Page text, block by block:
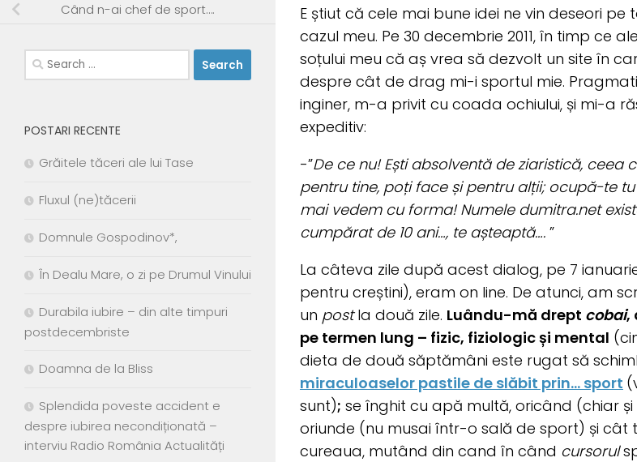
E știut că cele mai bune idei ne vin deseori
cazul meu. Pe 30 decembrie 2011, în timp ce
soțului meu că aș vrea să dezvolt un site în
despre cât de drag mi-i sportul mie.
inginer, m-a privit cu coada ochiului, și mi-a
expeditiv:
-”De ce nu! Ești absolventă de ziaristică, ceea
pentru tine, poți face și pentru alții; ocupă-te
mai vedem cu forma! Numele dumitra.net
cumpărat de 10 ani…, te așteaptă…. ”
La câteva zile după acest dialog, pe 7
pentru creștini), eram on line. De atunci, am
un postla două zile. Luându-mă drept cobai,
pe termen lung – fizic, fiziologic și mental
dieta de două săptămâni este rugat să
miraculoaselor pastile de slăbit prin… sport
sunt); se înghit cu apă multă, oricând (chiar
oriunde (nu musai într-o sală de sport) și cât
cureaua, mutând din cand în când cursorul
Când n-ai chef de sport….
Search
for:
POSTARI RECENTE
Grăitele tăceri ale lui Tase
Fluxul (ne)tăcerii
Domnule Gospodinov*,
În Dealu Mare, o zi pe Drumul Vinului
Durabila iubire – din alte timpuri
postdecembriste
Doamna de la Bliss
Splendida poveste accident e
despre iubirea necondiționată –
interviu Radio România Actualități